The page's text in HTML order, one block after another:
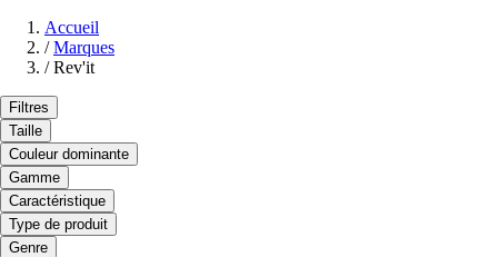
Accueil
/ Marques
/ Rev'it
Filtres
Taille
Couleur dominante
Gamme
Caractéristique
Type de produit
Genre